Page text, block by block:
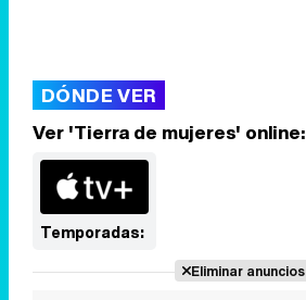
DÓNDE VER
Ver 'Tierra de mujeres' online:
Temporadas:
Eliminar anuncios